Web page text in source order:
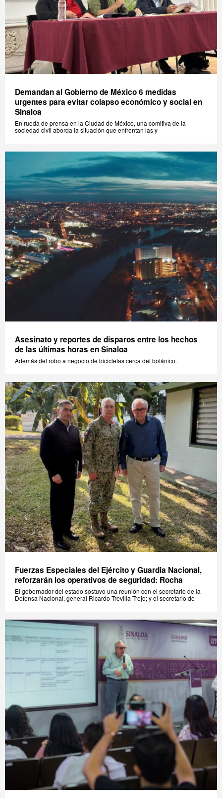
Demandan al Gobierno de México 6 medidas
urgentes para evitar colapso económico y social en
Sinaloa
En rueda de prensa en la Ciudad de México, una comitiva de la
sociedad civil aborda la situación que enfrentan las y
Asesinato y reportes de disparos entre los hechos
de las últimas horas en Sinaloa
Además del robo a negocio de bicicletas cerca del botánico.
Fuerzas Especiales del Ejército y Guardia Nacional,
reforzarán los operativos de seguridad: Rocha
El gobernador del estado sostuvo una reunión con el secretario de la
Defensa Nacional, general Ricardo Trevilla Trejo; y el secretario de